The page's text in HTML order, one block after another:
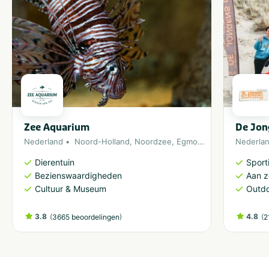
Zee Aquarium
Nederland Noord-Holland, Noordzee, Egmond aan Zee
Dierentuin
Bezienswaardigheden
Cultuur & Museum
3.8 (3665 beoordelingen)
De
Aan
4.8 (